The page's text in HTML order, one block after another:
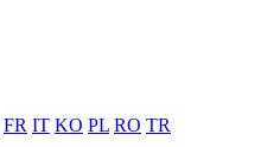
FR IT KO PL RO TR